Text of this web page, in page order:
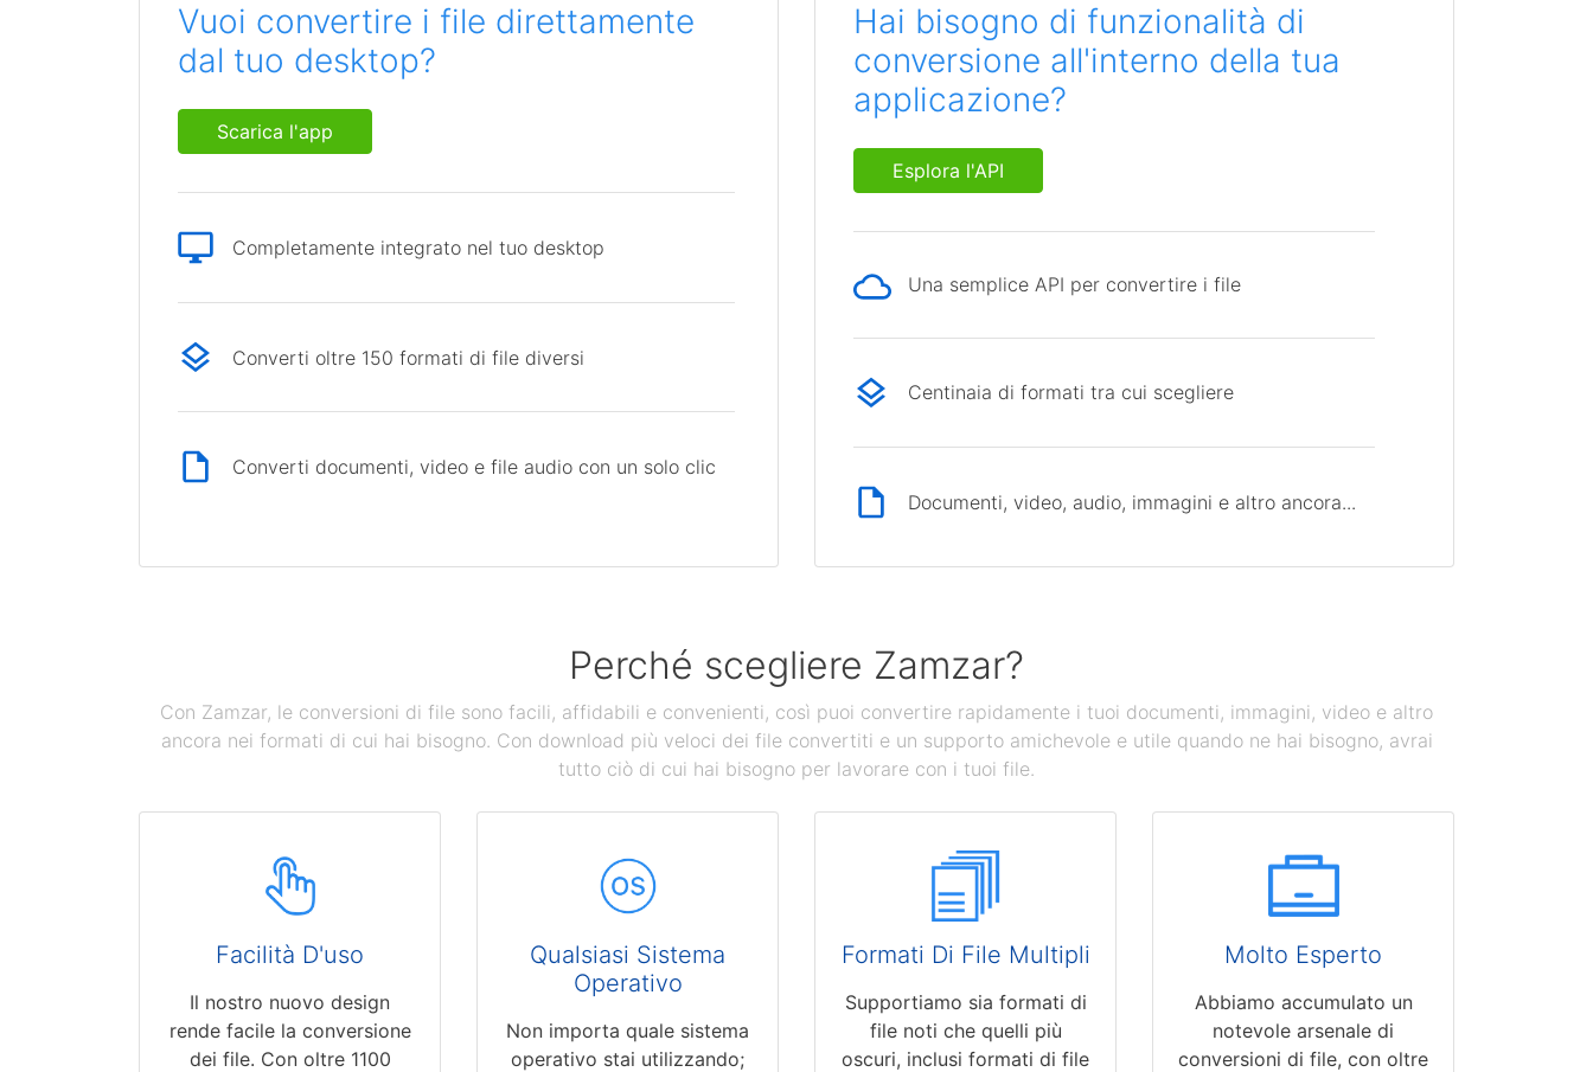
Vuoi convertire i file direttamente
dal tuo desktop?
Scarica l'app
Completamente integrato nel tuo desktop
Converti oltre 150 formati di file diversi
Converti documenti, video e file audio con un solo clic
Hai bisogno di funzionalità di
conversione all'interno della tua
applicazione?
Esplora l'API
Una semplice API per convertire i file
Centinaia di formati tra cui scegliere
Documenti, video, audio, immagini e altro ancora...
Perché scegliere Zamzar?
Con Zamzar, le conversioni di file sono facili, affidabili e convenienti, così puoi convertire rapidamente i tuoi documenti, immagini, video e altro
ancora nei formati di cui hai bisogno. Con download più veloci dei file convertiti e un supporto amichevole e utile quando ne hai bisogno, avrai
tutto ciò di cui hai bisogno per lavorare con i tuoi file.
Facilità D'uso
Il nostro nuovo design
rende facile la conversione
dei file. Con oltre 1100
Qualsiasi Sistema
Operativo
Non importa quale sistema
operativo stai utilizzando;
Formati Di File Multipli
Supportiamo sia formati di
file noti che quelli più
oscuri, inclusi formati di file
Molto Esperto
Abbiamo accumulato un
notevole arsenale di
conversioni di file, con oltre